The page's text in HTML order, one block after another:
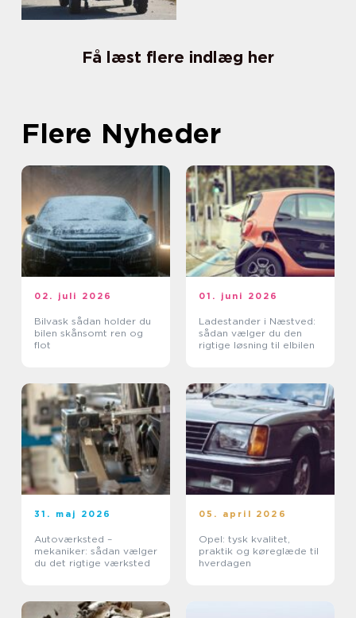
Få læst flere indlæg her
Flere Nyheder
02. juli 2026
Bilvask sådan holder du
bilen skånsomt ren og
flot
01. juni 2026
Ladestander i Næstved:
sådan vælger du den
rigtige løsning til elbilen
31. maj 2026
Autoværksted –
mekaniker: sådan vælger
du det rigtige værksted
05. april 2026
Opel: tysk kvalitet,
praktik og køreglæde til
hverdagen